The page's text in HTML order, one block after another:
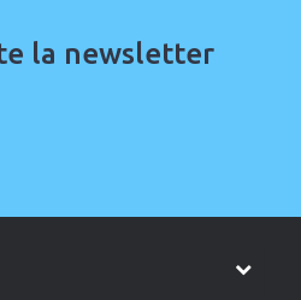
la newsletter